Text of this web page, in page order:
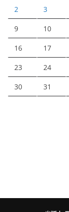
2 3
9 10
16 17
23 24
30 31